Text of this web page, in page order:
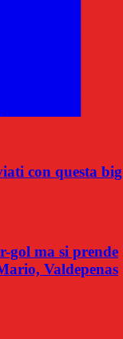
con questa big
gol ma si prende
Valdepenas